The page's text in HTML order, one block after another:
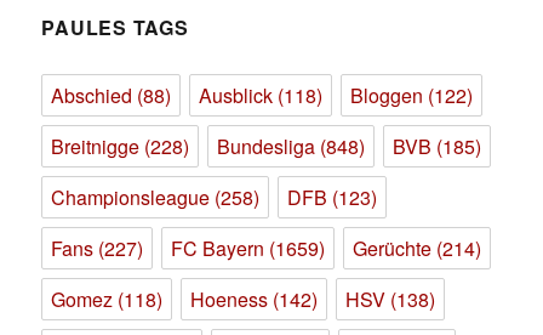
PAULES TAGS
Abschied (88) Ausblick (118) Bloggen (122)
Breitnigge (228) Bundesliga (848) BVB (185)
Championsleague (258) DFB (123)
Fans (227) FC Bayern (1659) Gerüchte (214)
Gomez (118) Hoeness (142) HSV (138)